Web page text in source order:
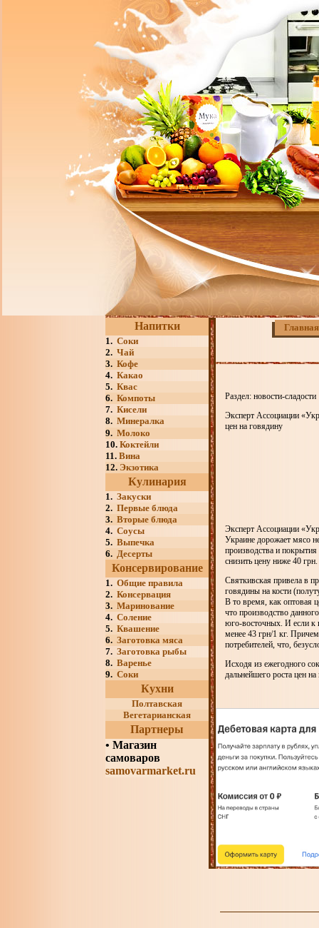
Напитки
1. Соки
2. Чай
3. Кофе
4. Какао
5. Квас
6. Компоты
7. Кисели
8. Минералка
9. Молоко
10. Коктейли
11. Вина
12. Экзотика
Кулинария
1. Закуски
2. Первые блюда
3. Вторые блюда
4. Соусы
5. Выпечка
6. Десерты
Консервирование
1. Общие правила
2. Консервация
3. Маринование
4. Соление
5. Квашение
6. Заготовка мяса
7. Заготовка рыбы
8. Варенье
9. Соки
Кухни
Полтавская
Вегетарианская
Партнеры
• Магазин
самоваров
samovarmarket.ru
Главная
Раздел: новости-сладости
Эксперт Ассоциации
цен на говядину
Эксперт Ассоциации
Украине дорожает мясо
производства и
снизить цену ниже 40 грн.
Святкивская привела в
говядины на кости
В то время, как оптовая
что производство
юго-восточных. И если к
менее 43 грн/1 кг.
потребителей, что,
Исходя из ежегодного
дальнейшего роста цен на